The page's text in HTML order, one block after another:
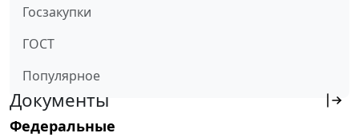
Госзакупки
ГОСТ
Популярное
Документы
Федеральные